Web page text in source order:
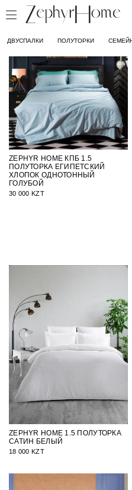
ДВУСПАЛКИ ПОЛУТОРКИ
ZEPHYR HOME КПБ 1.5
ПОЛУТОРКА ЕГИПЕТСКИЙ
ХЛОПОК ОДНОТОННЫЙ
ГОЛУБОЙ
30 000 KZT
ZEPHYR HOME 1.5 ПОЛУТОРКА
САТИН БЕЛЫЙ
18 000 KZT